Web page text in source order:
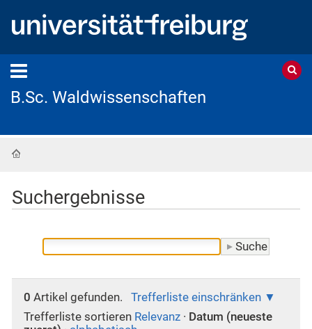
B.Sc. Waldwissenschaften
Suchergebnisse
0 Artikel gefunden.
Trefferliste einschränken
Trefferliste sortieren Relevanz · Datum (neueste